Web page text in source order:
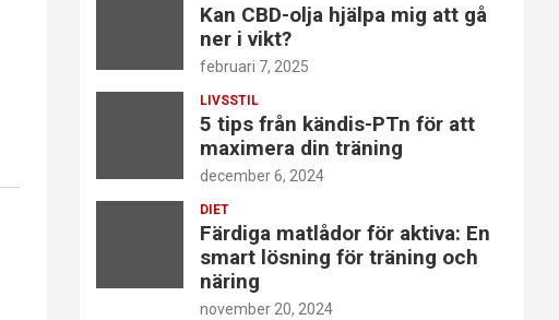
Kan CBD-olja hjälpa mig att gå
ner i vikt?
februari 7, 2025
LIVSSTIL
5 tips från kändis-PTn för att
maximera din träning
december 6, 2024
DIET
Färdiga matlådor för aktiva: En
smart lösning för träning och
näring
november 20, 2024